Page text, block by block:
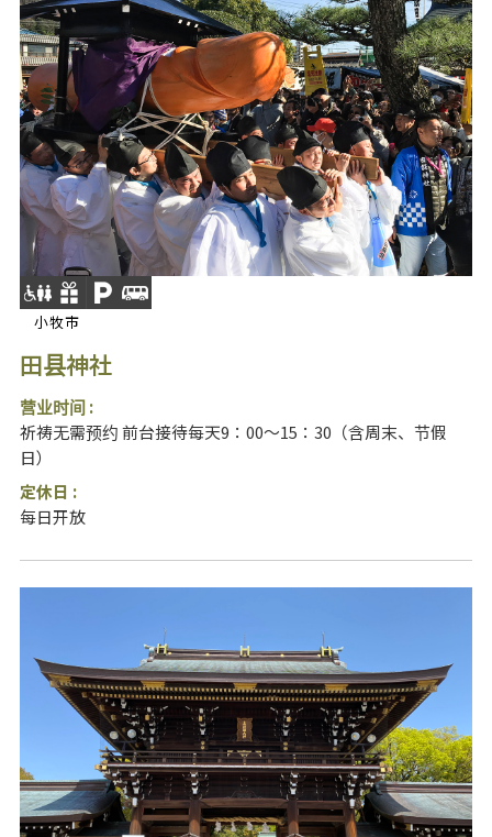
小牧市
田县神社
营业时间 :
祈祷无需预约 前台接待每天9：00～15：30（含周末、节假
日）
定休日 :
每日开放